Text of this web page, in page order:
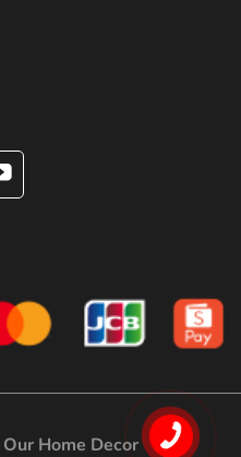
Our Home Decor